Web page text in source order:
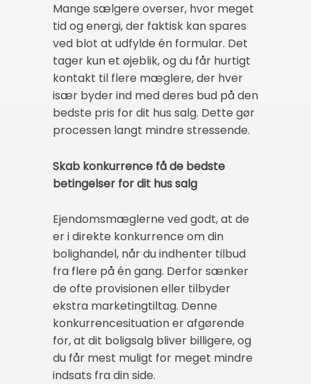
Mange sælgere overser, hvor meget
tid og energi, der faktisk kan spares
ved blot at udfylde én formular. Det
tager kun et øjeblik, og du får hurtigt
kontakt til flere mæglere, der hver
især byder ind med deres bud på den
bedste pris for dit hus salg. Dette gør
processen langt mindre stressende.
Skab konkurrence få de bedste
betingelser for dit hus salg
Ejendomsmæglerne ved godt, at de
er i direkte konkurrence om din
bolighandel, når du indhenter tilbud
fra flere på én gang. Derfor sænker
de ofte provisionen eller tilbyder
ekstra marketingtiltag. Denne
konkurrencesituation er afgørende
for, at dit boligsalg bliver billigere, og
du får mest muligt for meget mindre
indsats fra din side.